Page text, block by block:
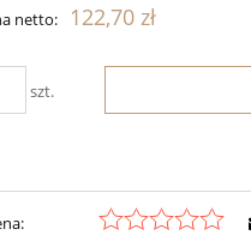
netto: 122,70 zł
szt.